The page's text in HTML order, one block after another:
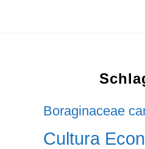
Boraginaceae
Cultura Econ